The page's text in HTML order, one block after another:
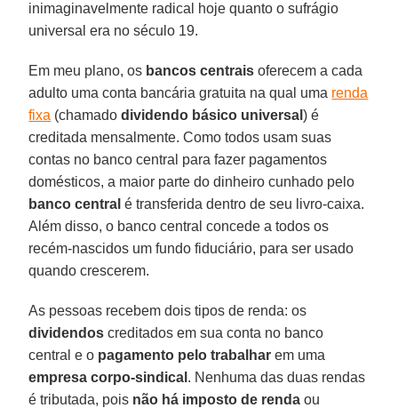
inimaginavelmente radical hoje quanto o sufrágio
universal era no século 19.
Em meu plano, os bancos centrais oferecem a cada
adulto uma conta bancária gratuita na qual uma renda
fixa (chamadodividendo básico universal) é
creditada mensalmente. Como todos usam suas
contas no banco central para fazer pagamentos
domésticos, a maior parte do dinheiro cunhado pelo
banco central é transferida dentro de seu livro-caixa.
Além disso, o banco central concede a todos os
recém-nascidos um fundo fiduciário, para ser usado
quando crescerem.
As pessoas recebem dois tipos de renda: os
dividendos creditados em sua conta no banco
central e o pagamento pelo trabalhar em uma
empresa corpo-sindical . Nenhuma das duas rendas
é tributada, pois não há imposto de renda ou